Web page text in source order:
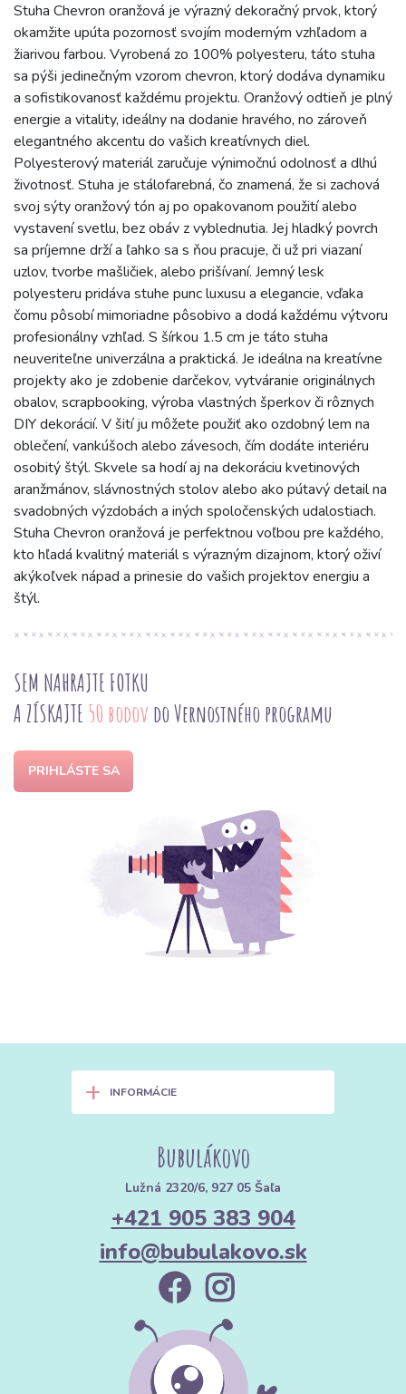
Stuha Chevron oranžová je výrazný dekoračný prvok, ktorý
okamžite upúta pozornosť svojím moderným vzhľadom a
žiarivou farbou. Vyrobená zo 100% polyesteru, táto stuha
sa pýši jedinečným vzorom chevron, ktorý dodáva dynamiku
a sofistikovanosť každému projektu. Oranžový odtieň je plný
energie a vitality, ideálny na dodanie hravého, no zároveň
elegantného akcentu do vašich kreatívnych diel.
Polyesterový materiál zaručuje výnimočnú odolnosť a dlhú
životnosť. Stuha je stálofarebná, čo znamená, že si zachová
svoj sýty oranžový tón aj po opakovanom použití alebo
vystavení svetlu, bez obáv z vyblednutia. Jej hladký povrch
sa príjemne drží a ľahko sa s ňou pracuje, či už pri viazaní
uzlov, tvorbe mašličiek, alebo prišívaní. Jemný lesk
polyesteru pridáva stuhe punc luxusu a elegancie, vďaka
čomu pôsobí mimoriadne pôsobivo a dodá každému výtvoru
profesionálny vzhľad. S šírkou 1.5 cm je táto stuha
neuveriteľne univerzálna a praktická. Je ideálna na kreatívne
projekty ako je zdobenie darčekov, vytváranie originálnych
obalov, scrapbooking, výroba vlastných šperkov či rôznych
DIY dekorácií. V šití ju môžete použiť ako ozdobný lem na
oblečení, vankúšoch alebo závesoch, čím dodáte interiéru
osobitý štýl. Skvele sa hodí aj na dekoráciu kvetinových
aranžmánov, slávnostných stolov alebo ako pútavý detail na
svadobných výzdobách a iných spoločenských udalostiach.
Stuha Chevron oranžová je perfektnou voľbou pre každého,
kto hľadá kvalitný materiál s výrazným dizajnom, ktorý oživí
akýkoľvek nápad a prinesie do vašich projektov energiu a
štýl.
SEM NAHRAJTE FOTKU
A ZÍSKAJTE 50 bodov do Vernostného programu
PRIHLÁSTE SA
+ INFORMÁCIE
Bubulákovo
Lužná 2320/6, 927 05 Šaľa
+421 905 383 904
info@bubulakovo.sk